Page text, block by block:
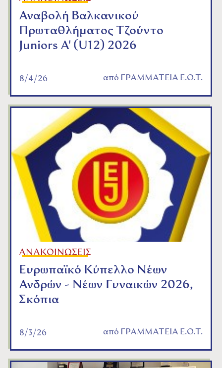
Αναβολή Βαλκανικού
Πρωταθλήματος Τζούντο
Juniors A' (U12) 2026
8/4/26 από ΓΡΑΜΜΑΤΕΙΑ Ε.Ο.Τ.
ΑΝΑΚΟΙΝΩΣΕΙΣ
Ευρωπαϊκό Κύπελλο Νέων
Ανδρών - Νέων Γυναικών 2026,
Σκόπια
8/3/26 από ΓΡΑΜΜΑΤΕΙΑ Ε.Ο.Τ.